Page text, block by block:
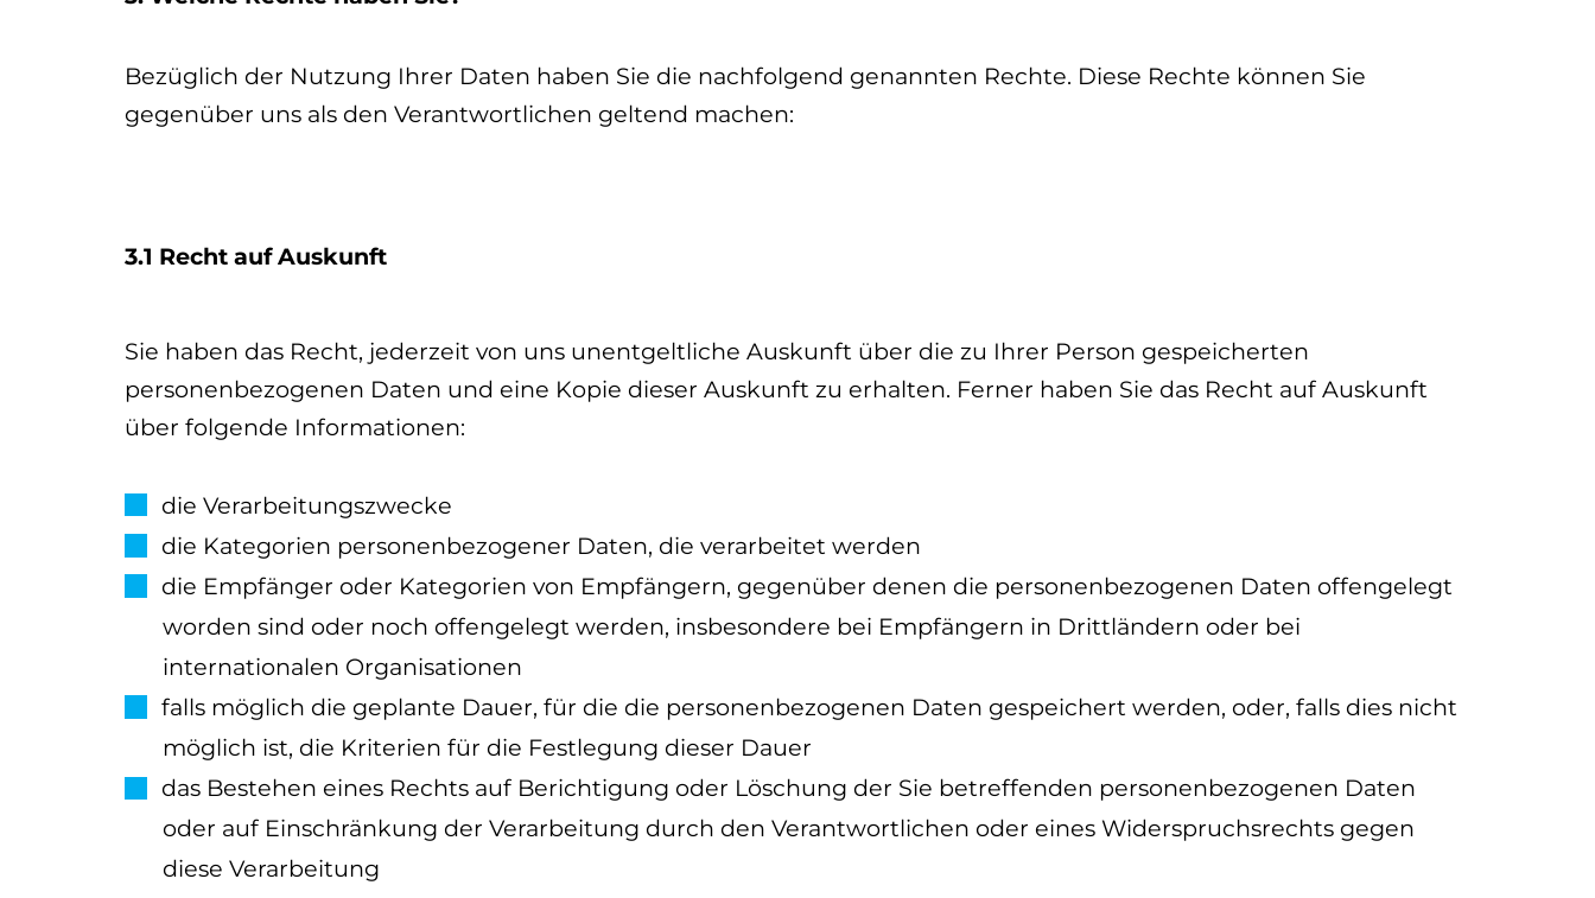
Bezüglich der Nutzung Ihrer Daten haben Sie die nachfolgend genannten Rechte. Diese Rechte können Sie
gegenüber uns als den Verantwortlichen geltend machen:
3.1 Recht auf Auskunft
Sie haben das Recht, jederzeit von uns unentgeltliche Auskunft über die zu Ihrer Person gespeicherten
personenbezogenen Daten und eine Kopie dieser Auskunft zu erhalten. Ferner haben Sie das Recht auf Auskunft
über folgende Informationen:
die Verarbeitungszwecke
die Kategorien personenbezogener Daten, die verarbeitet werden
die Empfänger oder Kategorien von Empfängern, gegenüber denen die personenbezogenen Daten offengelegt
worden sind oder noch offengelegt werden, insbesondere bei Empfängern in Drittländern oder bei
internationalen Organisationen
falls möglich die geplante Dauer, für die die personenbezogenen Daten gespeichert werden, oder, falls dies nicht
möglich ist, die Kriterien für die Festlegung dieser Dauer
das Bestehen eines Rechts auf Berichtigung oder Löschung der Sie betreffenden personenbezogenen Daten
oder auf Einschränkung der Verarbeitung durch den Verantwortlichen oder eines Widerspruchsrechts gegen
diese Verarbeitung